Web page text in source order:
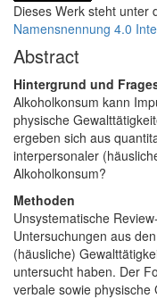
Dieses Werk steht unter
Namensnennung 4.0
Abstract
Hintergrund und
Alkoholkonsum kann
physische
ergeben sich aus
interpersonaler
Alkoholkonsum?
Methoden
Unsystematische
Untersuchungen aus
(häusliche)
untersucht haben. Der
verbale sowie physische